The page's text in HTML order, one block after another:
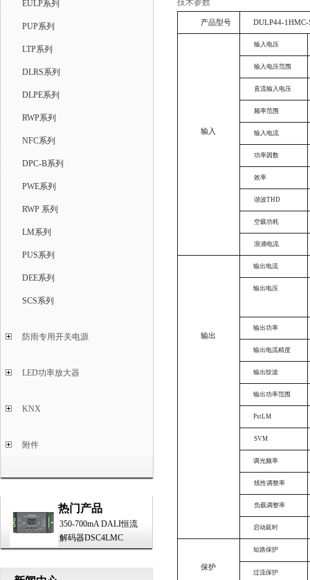
EULP系列
PUP系列
LTP系列
DLRS系列
DLPE系列
RWP系列
NFC系列
DPC-B系列
PWE系列
RWP 系列
LM系列
PUS系列
DEE系列
SCS系列
防雨专用开关电源
LED功率放大器
KNX
附件
热门产品
350-700mA DALI恒流
解码器DSC4LMC
技术参数
产品型号 DULP44-1HMC-
输入
输入电压
输入电压范围
直流输入电压
频率范围
输入电流
功率因数
效率
谐波THD
空载功耗
浪涌电流
输出
输出电流
输出电压
输出功率
输出电流精度
输出纹波
输出功率范围
PstLM
SVM
调光频率
线性调整率
负载调整率
启动延时
保护
短路保护
过流保护